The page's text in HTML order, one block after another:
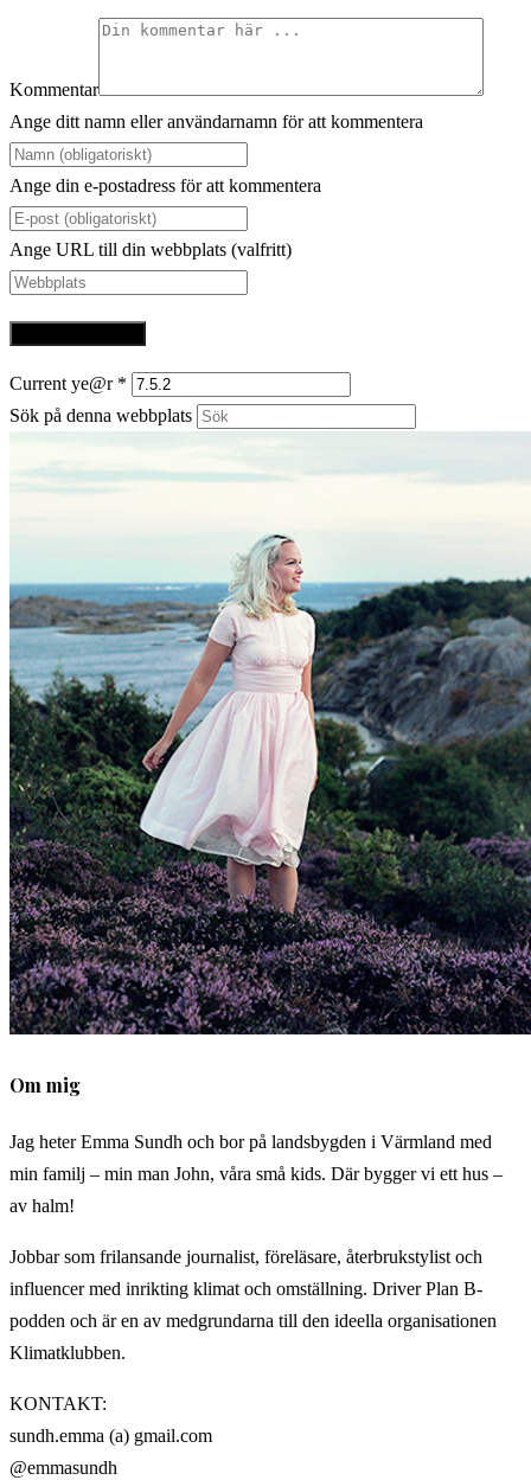
Kommentar
Ange ditt namn eller användarnamn för att kommentera
Ange din e-postadress för att kommentera
Ange URL till din webbplats (valfritt)
Current ye@r *
Sök på denna webbplats
Om mig
Jag heter Emma Sundh och bor på landsbygden i Värmland med
min familj – min man John, våra små kids. Där bygger vi ett hus –
av halm!
Jobbar som frilansande journalist, föreläsare, återbrukstylist och
influencer med inrikting klimat och omställning. Driver Plan B-
podden och är en av medgrundarna till den ideella organisationen
Klimatklubben.
KONTAKT:
sundh.emma (a) gmail.com
@emmasundh